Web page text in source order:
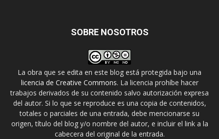
SOBRE NOSOTROS
La obra que se edita en este blog está protegida bajo una
licencia de Creative Commons. La licencia prohíbe hacer
trabajos derivados de su contenido salvo autorización expresa
del autor. Si lo que se reproduce es una copia de contenidos,
totales o parciales de una entrada, debe mencionarse su
origen, título del blog y/o nombre del autor, e incluir el link a la
cabecera del original de la entrada.